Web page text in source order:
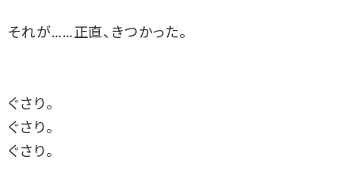
それが……正直、きつかった。
ぐさり。
ぐさり。
ぐさり。